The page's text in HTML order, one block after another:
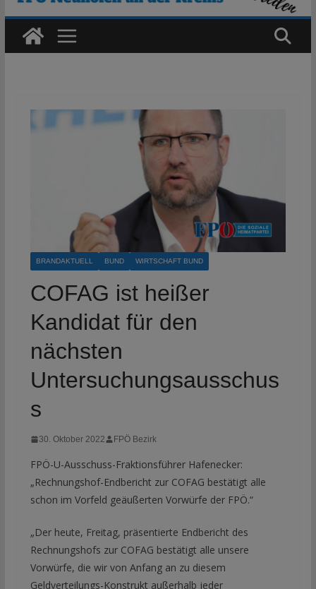
BRANDAKTUELL BUND WIRTSCHAFT BUND
COFAG ist heißer
Kandidat für den
nächsten
Untersuchungsausschus
s
30. Oktober 2022 FPÖ Bezirk
FPÖ-U-Ausschuss-Fraktionsführer Hafenecker:
„Rechnungshof-Endbericht zur COFAG bestätigt alle
schon im Vorfeld geäußerten Vorwürfe der FPÖ.“
„Der heute, Freitag, präsentierte Endbericht des
Rechnungshofs zur COFAG bestätigt alle unsere
Vorwürfe, die wir von Anfang an zu diesem
Geldverteilungs-Konstrukt außerhalb jeder